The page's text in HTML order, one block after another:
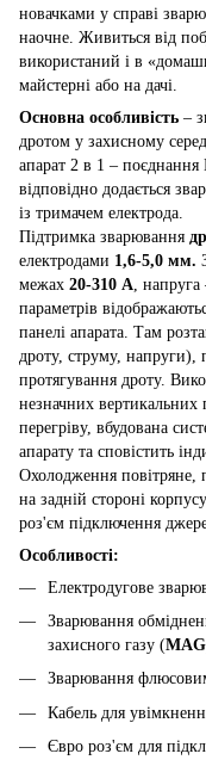
новачками у справі
наочне. Живиться вiд
використаний і в
майстерні або на дачі.
Основна особливість –
дротом у захисному
апарат 2 в 1 –
відповідно додається
із тримачем електрода.
Підтримка зварювання
електродами 1,6-5,0 мм.
межах 20-310 А , напруга
параметрів
панелі апарата. Там
дроту, струму,
протягування дроту.
незначних
перегріву, вбудована
апарату та сповістить
Охолодження
на задній стороні
роз'єм підключення
Особливості:
Електродугове
Зварювання
захисного газу (MAG
Зварювання
Кабель для
Євро роз'єм для